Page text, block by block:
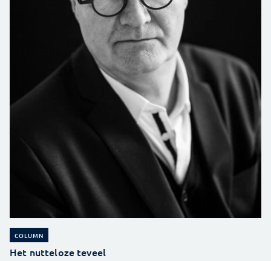
COLUMN
Het nutteloze teveel